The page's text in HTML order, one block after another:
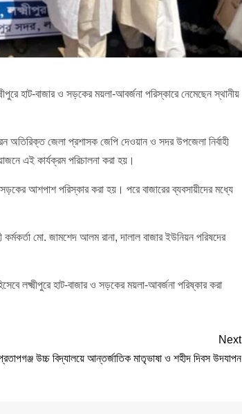
হাট-বাজার ও সড়কের ময়লা-আবর্জনা পরিস্কারে নেমেছেন স্থানীয়
অতিরিক্ত জেলা প্রশাসক জেপি দেওয়ান ও সদর উপজেলা নির্বাহী
এই কার্যক্রম পরিচালনা করা হয়।
আশপাশ পরিস্কার করা হয়। পরে বাজারের ব্যবসায়ীদের মধ্যে
মো. জামশেদ আলম রানা, দালাল বাজার ইউনিয়ন পরিষদের
লক্ষ্মীপুরে হাট-বাজার ও সড়কের ময়লা-আবর্জনা পরিষ্কার করা
Next
উচ্চ বিদ্যালয়ে আন্তর্জাতিক মাতৃভাষা ও শহীদ দিবস উদযাপন